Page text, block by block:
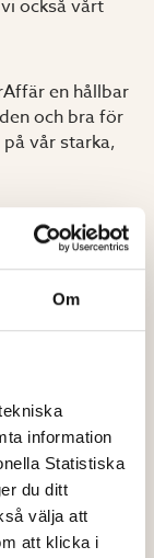
Om
information
Statistiska
du ditt
välja att
att klicka i
också vårt
en hållbar
och bra för
vår starka,